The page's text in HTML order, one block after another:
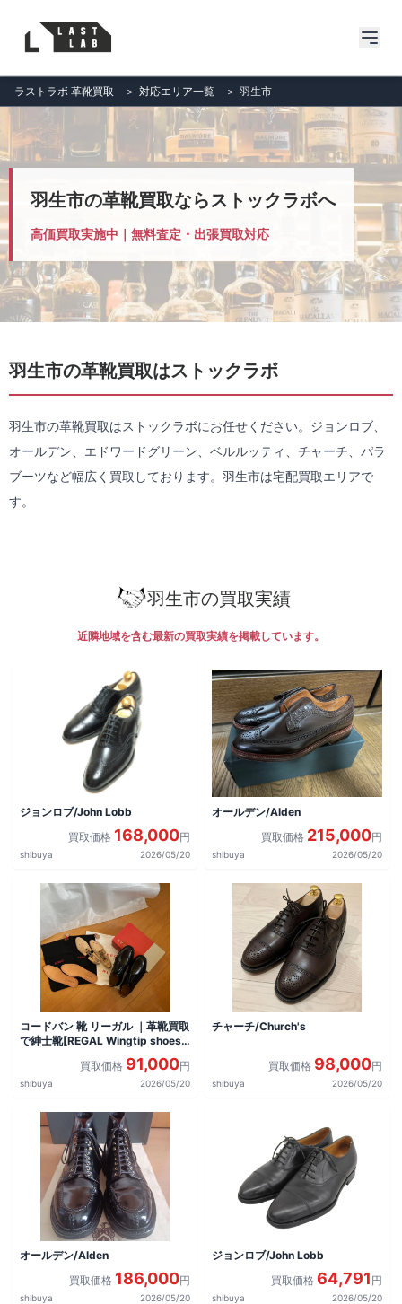
ラストラボ 革靴買取 ＞ 対応エリア一覧 ＞ 羽生市
羽生市の革靴買取ならストックラボへ
高価買取実施中｜無料査定・出張買取対応
羽生市の革靴買取はストックラボ
羽生市の革靴買取はストックラボにお任せください。ジョンロブ、
オールデン、エドワードグリーン、ベルルッティ、チャーチ、パラ
ブーツなど幅広く買取しております。羽生市は宅配買取エリアで
す。
羽生市の買取実績
近隣地域を含む最新の買取実績を掲載しています。
ジョンロブ/John Lobb
買取価格 168,000円
shibuya 2026/05/20
オールデン/Alden
買取価格 215,000円
shibuya 2026/05/20
コードバン 靴 リーガル ｜革靴買取
で紳士靴[REGAL Wingtip shoes]
買取価格 91,000円
shibuya 2026/05/20
チャーチ/Church's
買取価格 98,000円
shibuya 2026/05/20
オールデン/Alden
買取価格 186,000円
shibuya 2026/05/20
ジョンロブ/John Lobb
買取価格 64,791 円
shibuya 2026/05/20